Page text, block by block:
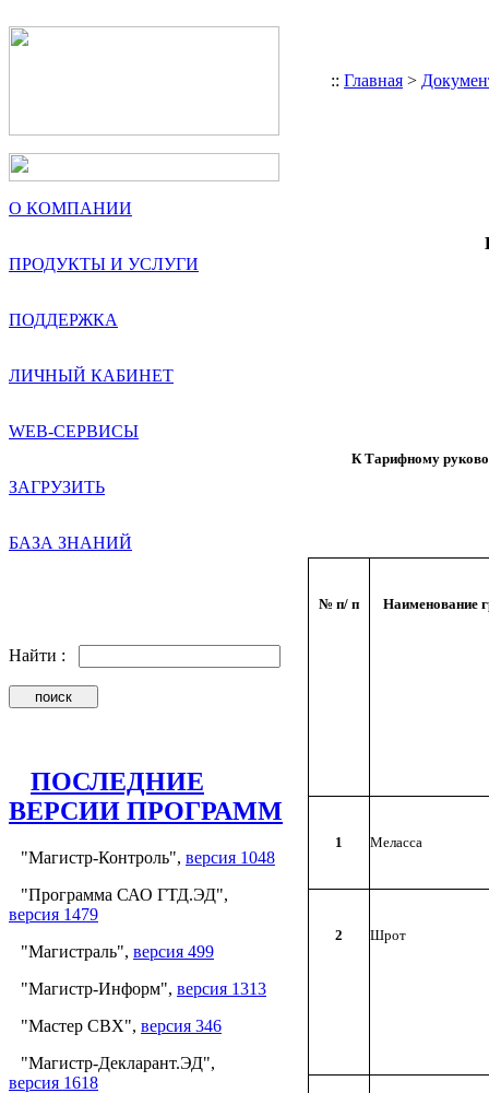
:: Главная >
О КОМПАНИИ
ПРОДУКТЫ И УСЛУГИ
ПОДДЕРЖКА
ЛИЧНЫЙ КАБИНЕТ
WEB-СЕРВИСЫ
ЗАГРУЗИТЬ
БАЗА ЗНАНИЙ
Найти :
ПОСЛЕДНИЕ
ВЕРСИИ ПРОГРАММ
"Магистр-Контроль", версия 1048
"Программа САО ГТД.ЭД",
версия 1479
"Магистраль", версия 499
"Магистр-Информ", версия 1313
"Мастер СВХ", версия 346
"Магистр-Декларант.ЭД",
версия 1618
К Тарифному
№ п/ п Наименование
1 Меласса
2 Шрот